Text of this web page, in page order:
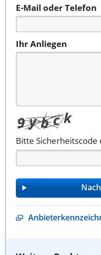
E-Mail oder Telefon
Ihr Anliegen
Bitte Sicherheitscode